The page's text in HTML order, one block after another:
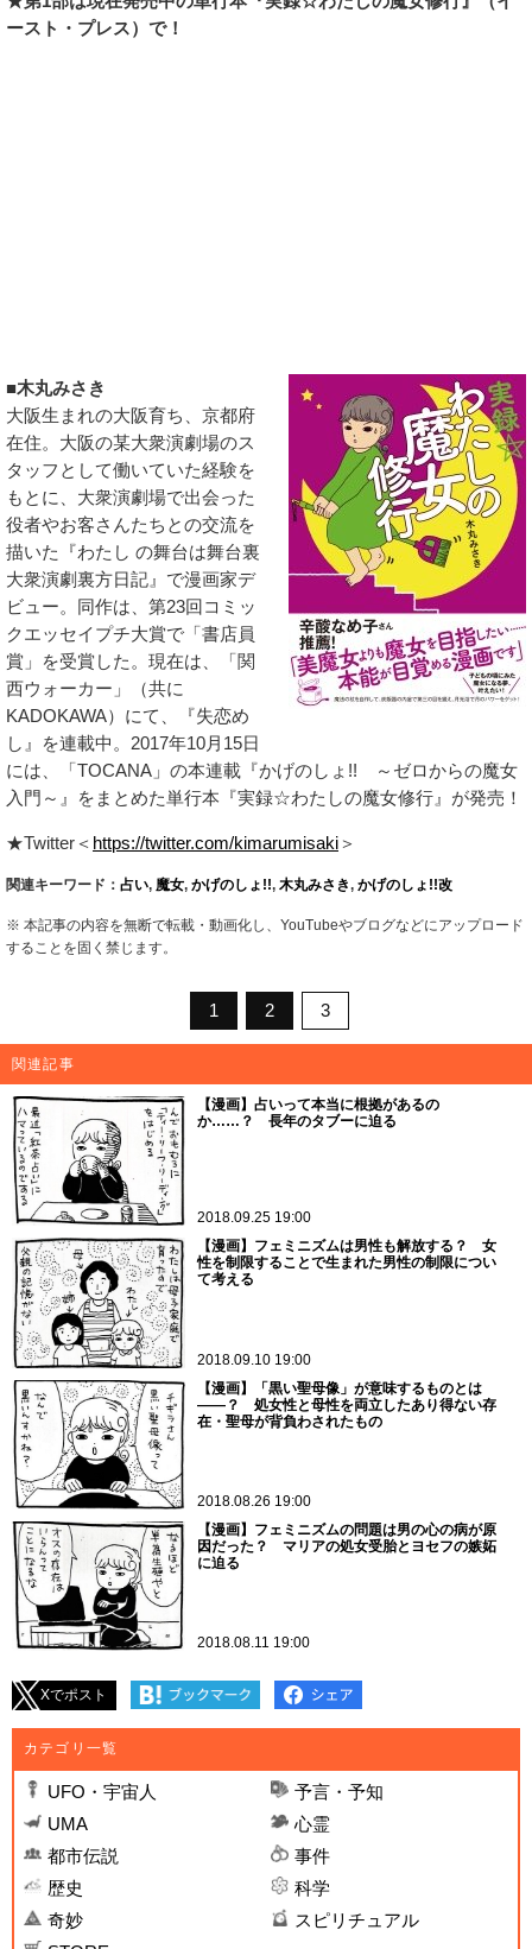
ースト・プレス）で！
■木丸みさき
大阪生まれの大阪育ち、京都府
在住。大阪の某大衆演劇場のス
タッフとして働いていた経験を
もとに、大衆演劇場で出会った
役者やお客さんたちとの交流を
描いた『わたし の舞台は舞台裏
大衆演劇裏方日記』で漫画家デ
ビュー。同作は、第23回コミッ
クエッセイプチ大賞で「書店員
賞」を受賞した。現在は、「関
西ウォーカー」（共に
KADOKAWA）にて、『失恋め
し』を連載中。2017年10月15日
には、「TOCANA」の本連載『かげのしょ!! ～ゼロからの魔女
入門～』をまとめた単行本『実録☆わたしの魔女修行』が発売！
★Twitter＜ https://twitter.com/kimarumisaki＞
関連キーワード： 占い, 魔女, かげのしょ!!, 木丸みさき, かげのしょ!!改
※ 本記事の内容を無断で転載・動画化し、YouTubeやブログなどにアップロード
することを固く禁じます。
1 2 3
関連記事
【漫画】占いって本当に根拠があるの
か……？ 長年のタブーに迫る
2018.09.25 19:00
【漫画】フェミニズムは男性も解放する？ 女
性を制限することで生まれた男性の制限につい
て考える
2018.09.10 19:00
【漫画】「黒い聖母像」が意味するものとは
——？ 処女性と母性を両立したあり得ない存
在・聖母が背負わされたもの
2018.08.26 19:00
【漫画】フェミニズムの問題は男の心の病が原
因だった？ マリアの処女受胎とヨセフの嫉妬
に迫る
2018.08.11 19:00
Xでポスト
カテゴリ一覧
UFO・宇宙人
予言・予知
UMA
心霊
都市伝説
事件
歴史
科学
奇妙
スピリチュアル